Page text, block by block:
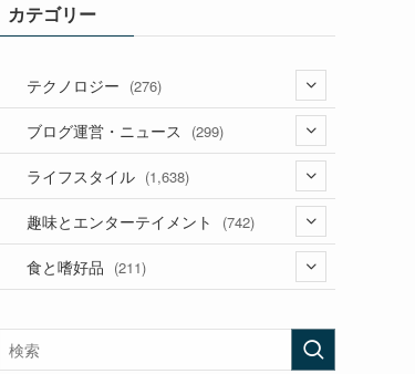
カテゴリー
テクノロジー (276)
(36)
(187)
(53)
ブログ運営・ニュース (299)
(118)
(181)
ライフスタイル (1,638)
(394)
(282)
趣味とエンターテイメント (742)
(56)
(472)
食と嗜好品 (211)